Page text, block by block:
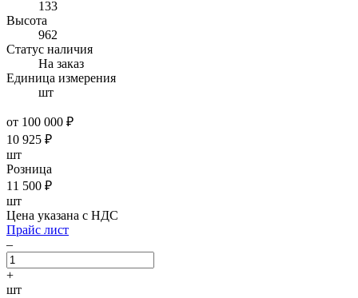
133
Высота
962
Статус наличия
На заказ
Единица измерения
шт
от 100 000 ₽
10 925 ₽
шт
Розница
11 500 ₽
шт
Цена указана с НДС
Прайс лист
–
+
шт